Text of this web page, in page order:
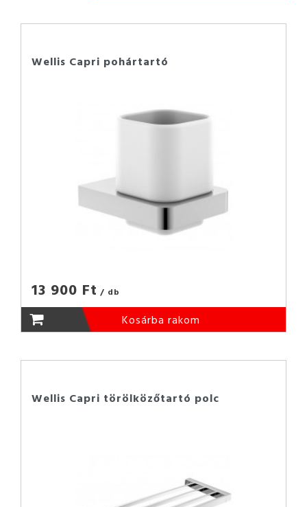
Wellis Capri pohártartó
13 900 Ft / db
Kosárba rakom
Wellis Capri törölközőtartó polc